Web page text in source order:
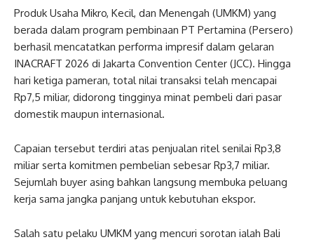
Produk Usaha Mikro, Kecil, dan Menengah (UMKM) yang
berada dalam program pembinaan PT Pertamina (Persero)
berhasil mencatatkan performa impresif dalam gelaran
INACRAFT 2026 di Jakarta Convention Center (JCC). Hingga
hari ketiga pameran, total nilai transaksi telah mencapai
Rp7,5 miliar, didorong tingginya minat pembeli dari pasar
domestik maupun internasional.
Capaian tersebut terdiri atas penjualan ritel senilai Rp3,8
miliar serta komitmen pembelian sebesar Rp3,7 miliar.
Sejumlah buyer asing bahkan langsung membuka peluang
kerja sama jangka panjang untuk kebutuhan ekspor.
Salah satu pelaku UMKM yang mencuri sorotan ialah Bali